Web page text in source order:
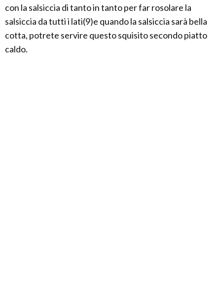
con la salsiccia di tanto in tanto per far rosolare la
salsiccia da tutti i lati(9)e quando la salsiccia sarà bella
cotta, potrete servire questo squisito secondo piatto
caldo.